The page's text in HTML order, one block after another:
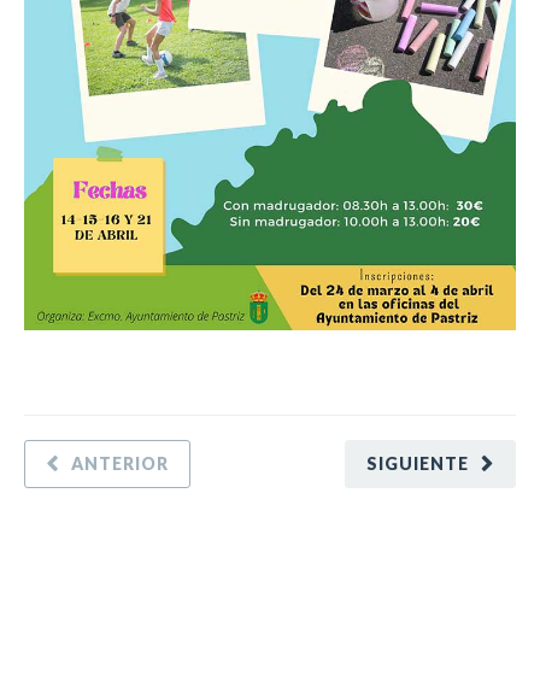
SIGUIENTE
ANTERIOR